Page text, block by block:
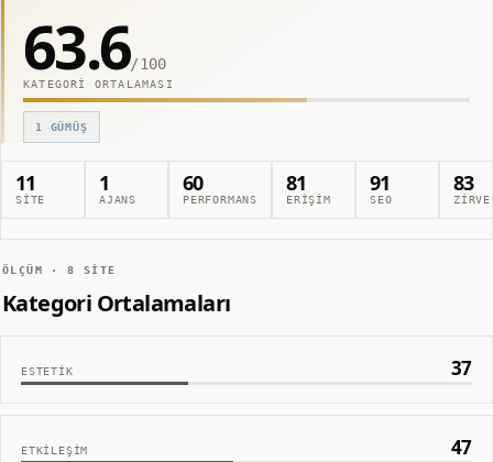
63.6/100
KATEGORI ORTALAMASI
1 GÜMÜŞ
11
SITE
1
AJANS
60
PERFORMANS
81
ERIŞIM
91
SEO
83
ZIRVE
ÖLÇÜM ·8 SITE
Kategori Ortalamaları
ESTETIK 37
ETKILEŞIM 47